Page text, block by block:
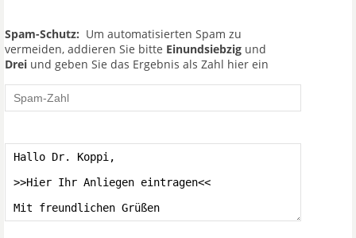
Spam-Schutz: Um automatisierten Spam zu
vermeiden, addieren Sie bitte Einundsiebzig und
Drei und geben Sie das Ergebnis als Zahl hier ein